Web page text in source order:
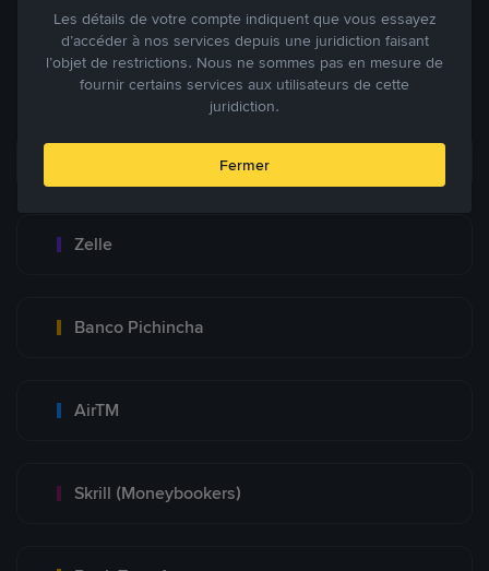
Blog P2P Voir plus
Principaux modes de paiement
Zelle
Banco Pichincha
AirTM
Skrill (Moneybookers)
Les détails de votre compte indiquent que vous essayez
d’accéder à nos services depuis une juridiction faisant
l’objet de restrictions. Nous ne sommes pas en mesure de
fournir certains services aux utilisateurs de cette
juridiction.
Fermer